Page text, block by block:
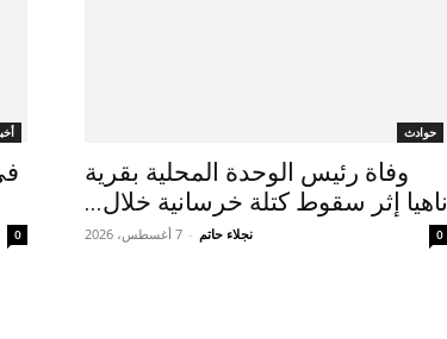
0
حوادث
وفاة رئيس الوحدة المحلية بقرية
ناهيا إثر سقوط كتلة خرسانية خلال...
نجلاء حاتم - 7 أغسطس، 2026 0